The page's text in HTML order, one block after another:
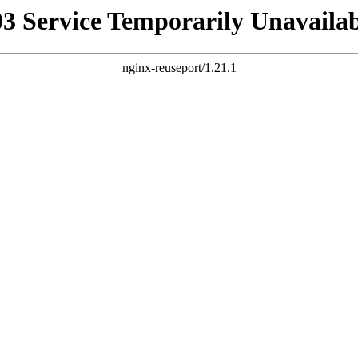
Service Temporarily
nginx-reuseport/1.21.1